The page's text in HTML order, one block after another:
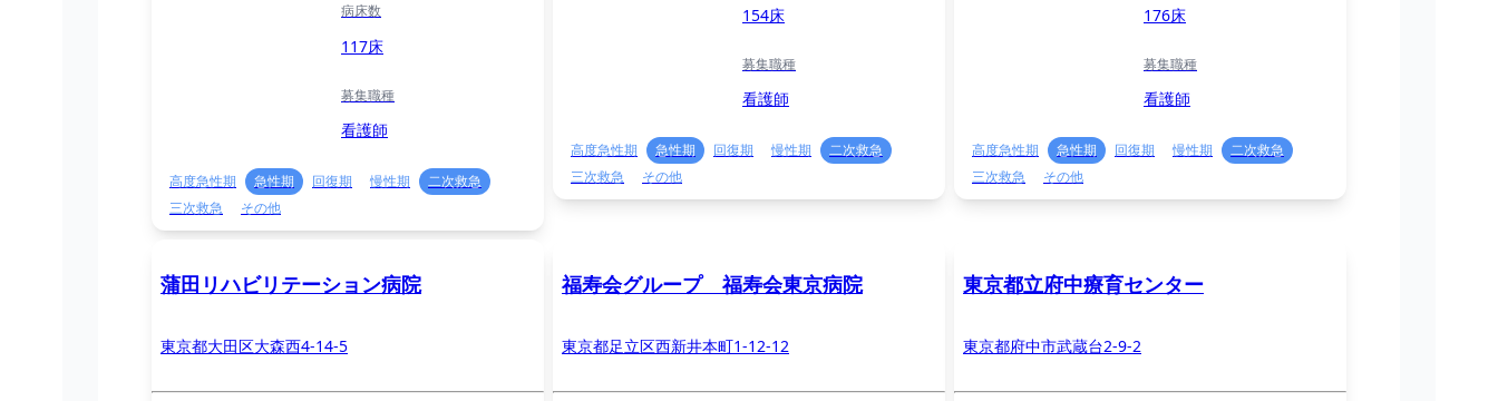
病床数
117床
募集職種
看護師
高度急性期 急性期 回復期 慢性期
二次救急
三次救急
その他
154床
募集職種
看護師
高度急性期 急性期 回復期 慢性期
二次救急
三次救急
その他
176床
募集職種
看護師
高度急性期 急性期 回復期 慢性期
二次救急
三次救急
その他
蒲田リハビリテーション病院
東京都大田区大森西4-14-5
福寿会グループ 福寿会東京病院
東京都足立区西新井本町1-12-12
東京都立府中療育センター
東京都府中市武蔵台2-9-2